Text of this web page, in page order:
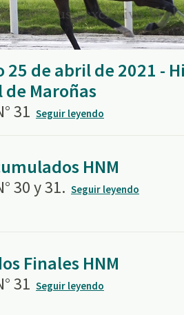
25 de abril de 2021 -
de Maroñas
31 Seguir leyendo
HNM
30 y 31. Seguir leyendo
Finales HNM
31 Seguir leyendo